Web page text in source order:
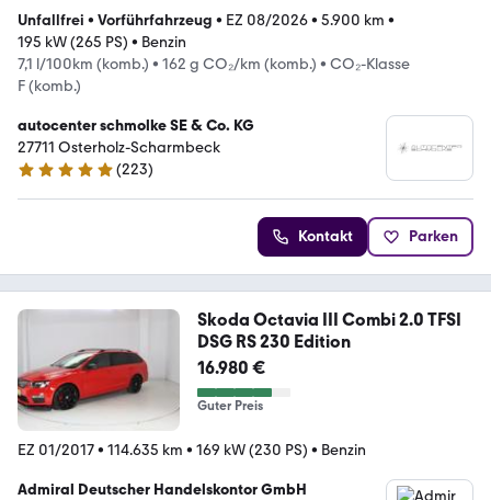
Unfallfrei • Vorführfahrzeug • EZ 08/2026• 5.900 km •
195 kW (265 PS) • Benzin
7,1 l/100km (komb.) • 162 g CO₂/km (komb.) • CO₂-Klasse
F (komb.)
autocenter schmolke SE & Co. KG
27711 Osterholz-Scharmbeck
4.9 Sterne
(223)
Kontakt Parken
Skoda Octavia III Combi 2.0 TFSI
DSG RS 230 Edition
16.980 €
Guter Preis
EZ 01/2017• 114.635 km • 169 kW (230 PS) • Benzin
Admiral Deutscher Handelskontor GmbH